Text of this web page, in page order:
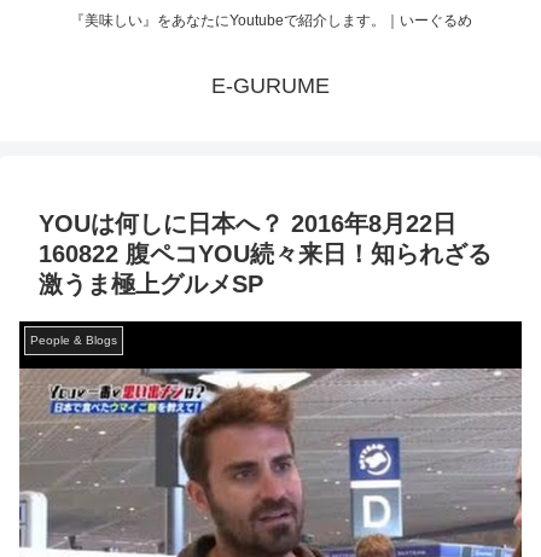
『美味しい』をあなたにYoutubeで紹介します。｜いーぐるめ
E-GURUME
YOUは何しに日本へ？ 2016年8月22日
160822 腹ペコYOU続々来日！知られざる
激うま極上グルメSP
People & Blogs